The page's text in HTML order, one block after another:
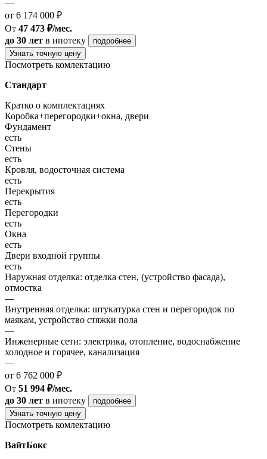
—
от 6 174 000 ₽
От 47 473 ₽/мес.
до 30 лет в ипотеку
подробнее
Узнать точную цену
Посмотреть комлектацию
Стандарт
Кратко о комплектациях
Коробка+перегородки+окна, двери
Фундамент
есть
Стены
есть
Кровля, водосточная система
есть
Перекрытия
есть
Перегородки
есть
Окна
есть
Двери входной группы
есть
Наружная отделка: отделка стен, (устройство фасада),
отмостка
—
Внутренняя отделка: штукатурка стен и перегородок по
маякам, устройство стяжки пола
—
Инженерные сети: электрика, отопление, водоснабжение
холодное и горячее, канализация
—
от 6 762 000 ₽
От 51 994 ₽/мес.
до 30 лет в ипотеку
подробнее
Узнать точную цену
Посмотреть комлектацию
ВайтБокс